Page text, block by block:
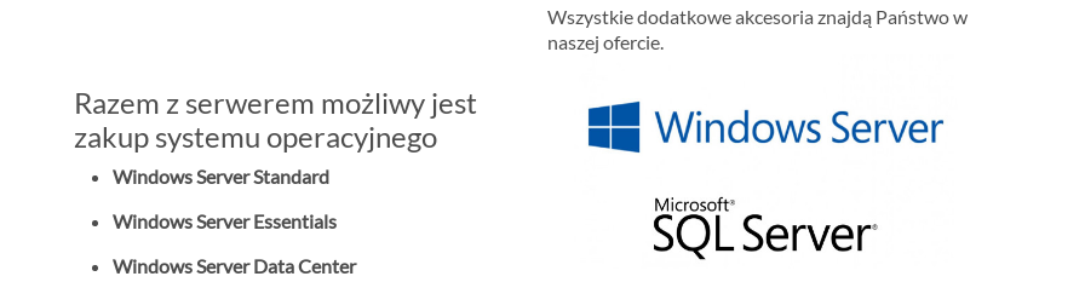
Wszystkie dodatkowe akcesoria znajdą Państwo w
naszej ofercie.
Razem z serwerem możliwy jest
zakup systemu operacyjnego
Windows Server Standard
Windows Server Essentials
Windows Server Data Center